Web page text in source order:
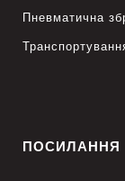
Пневматична
ПОСИЛАННЯ